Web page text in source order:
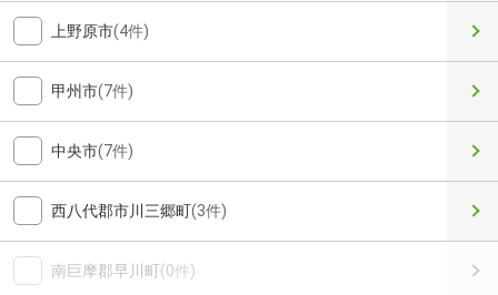
上野原市(4件)
甲州市(7件)
中央市(7件)
西八代郡市川三郷町(3件)
南巨摩郡早川町(0件)